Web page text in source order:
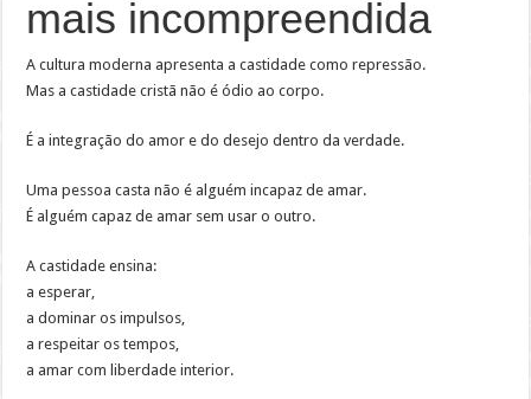
mais incompreendida
A cultura moderna apresenta a castidade como repressão.
Mas a castidade cristã não é ódio ao corpo.
É a integração do amor e do desejo dentro da verdade.
Uma pessoa casta não é alguém incapaz de amar.
É alguém capaz de amar sem usar o outro.
A castidade ensina:
a esperar,
a dominar os impulsos,
a respeitar os tempos,
a amar com liberdade interior.